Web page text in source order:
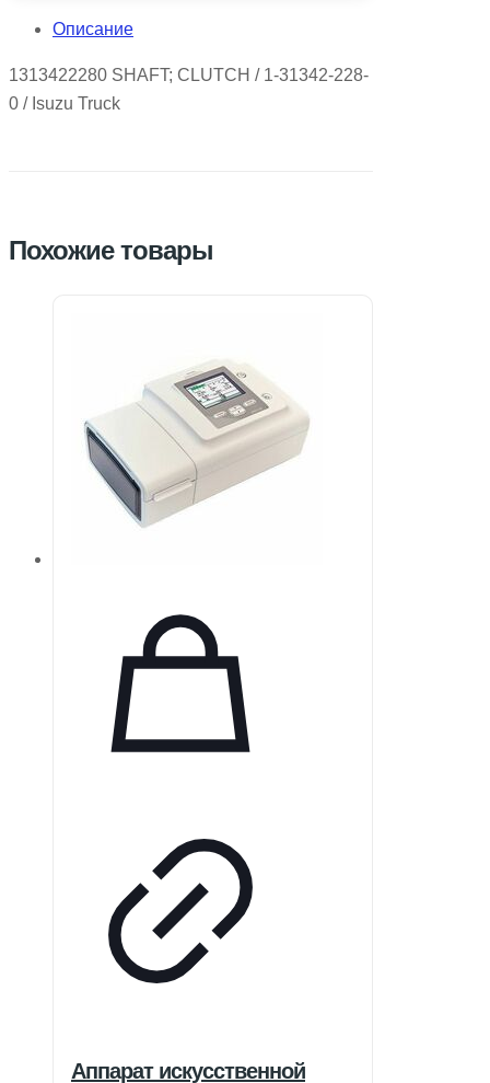
Описание
1313422280 SHAFT; CLUTCH / 1-31342-228-
0 / Isuzu Truck
Похожие товары
Аппарат искусственной